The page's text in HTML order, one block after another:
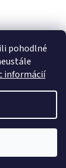
pohodlné
informácií